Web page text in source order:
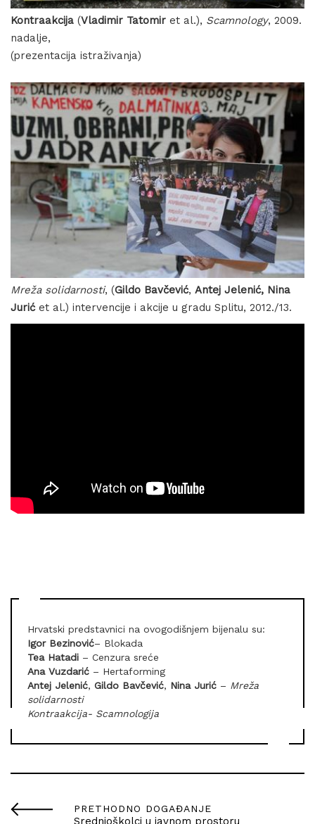
Kontraakcija (Vladimir Tatomir et al.), Scamnology, 2009.
nadalje,
(prezentacija istraživanja)
Mreža solidarnosti, (Gildo Bavčević, Antej Jelenić, Nina
Jurićet al.) intervencije i akcije u gradu Splitu, 2012./13.
Hrvatski predstavnici na ovogodišnjem bijenalu su:
Igor Bezinović– Blokada
Tea Hatadi – Cenzura sreće
Ana Vuzdarić – Hertaforming
Antej Jelenić, Gildo Bavčević, Nina Jurić – Mreža
solidarnosti
Kontraakcija- Scamnologija
PRETHODNO DOGAĐANJE
Srednjoškolci u javnom prostoru